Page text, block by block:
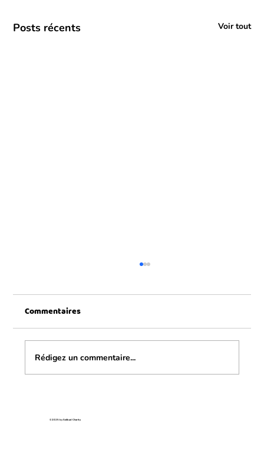
Posts récents Voir tout
Une journée formidable
Commentaires
Rédigez un commentaire...
© 2025 by Solibad Charity